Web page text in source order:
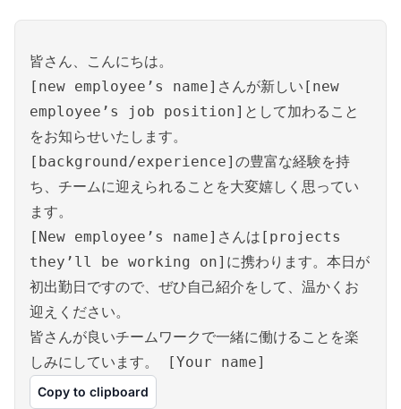
皆さん、こんにちは。
[new employee’s name]さんが新しい[new
employee’s job position]として加わること
をお知らせいたします。
[background/experience]の豊富な経験を持
ち、チームに迎えられることを大変嬉しく思ってい
ます。
[New employee’s name]さんは[projects
they’ll be working on]に携わります。本日が
初出勤日ですので、ぜひ自己紹介をして、温かくお
迎えください。
皆さんが良いチームワークで一緒に働けることを楽
しみにしています。 [Your name]
Copy to clipboard